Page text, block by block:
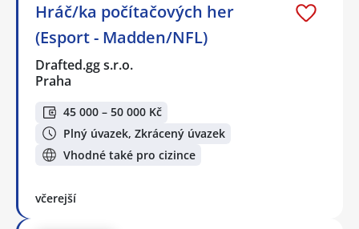
Hráč/ka počítačových her
(Esport - Madden/NFL)
Drafted.gg s.r.o.
Praha
45 000 – 50 000 Kč
Plný úvazek, Zkrácený úvazek
Vhodné také pro cizince
včerejší